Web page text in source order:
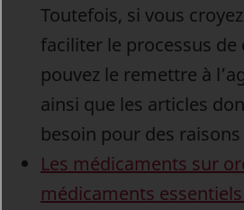
Toutefois, si vous
faciliter le processus de
pouvez le remettre à
ainsi que les articles
besoin pour des
Les médicaments sur
médicaments